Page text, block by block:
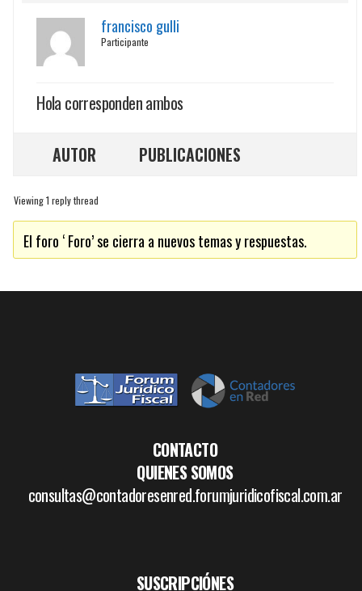
francisco gulli
Participante
Hola corresponden ambos
AUTOR PUBLICACIONES
Viewing 1 reply thread
El foro ‘ Foro’ se cierra a nuevos temas y respuestas.
CONTACTO
QUIENES SOMOS
consultas@contadoresenred.forumjuridicofiscal.com.ar
SUSCRIPCIÓNES